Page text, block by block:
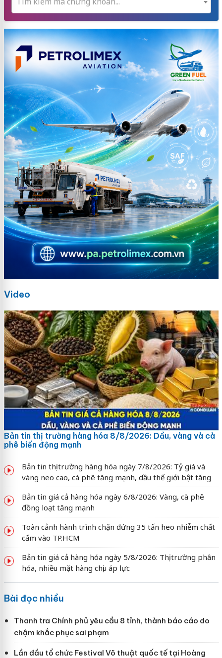
Video
Bản tin thị trường hàng hóa 8/8/2026: Dầu, vàng và cà
phê biến động mạnh
Bản tin thị trường hàng hóa ngày 7/8/2026: Tỷ giá và
vàng neo cao, cà phê tăng mạnh, dầu thế giới bật tăng
Bản tin giá cả hàng hóa ngày 6/8/2026: Vàng, cà phê
đồng loạt tăng mạnh
Toàn cảnh hành trình chặn đứng 35 tấn heo nhiễm chất
cấm vào TP.HCM
Bản tin giá cả hàng hóa ngày 5/8/2026: Thị trường phân
hóa, nhiều mặt hàng chịu áp lực
Bài đọc nhiều
Thanh tra Chính phủ yêu cầu 8 tỉnh, thành báo cáo do
chậm khắc phục sai phạm
Lần đầu tổ chức Festival Võ thuật quốc tế tại Hoàng